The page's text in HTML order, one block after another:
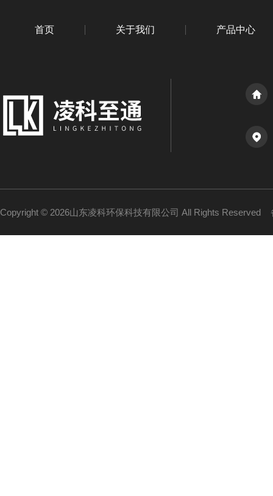
首页 关于我们 产品中心
Copyright © 2026山东凌科环保科技有限公司 All Rights Reserved